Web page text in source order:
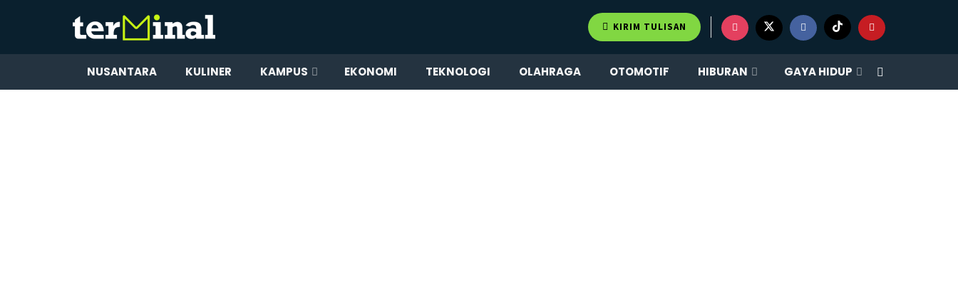
KIRIM TULISAN
NUSANTARA KULINER KAMPUS EKONOMI TEKNOLOGI OLAHRAGA OTOMOTIF HIBURAN GAYA HIDUP